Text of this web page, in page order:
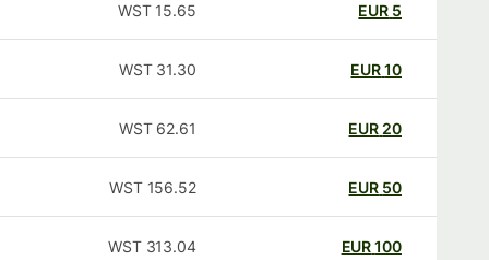
EUR
15.65
WST
EUR
31.30
WST
20
EUR
62.61
WST
50
EUR
156.52
WST
100
EUR
313.04
WST